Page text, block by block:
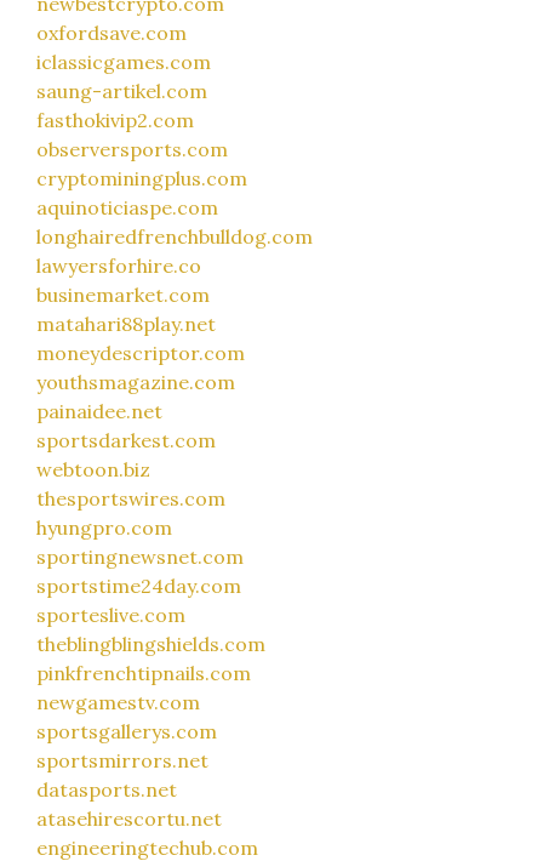
oxfordsave.com
iclassicgames.com
saung-artikel.com
fasthokivip2.com
observersports.com
cryptominingplus.com
aquinoticiaspe.com
longhairedfrenchbulldog.com
lawyersforhire.co
businemarket.com
matahari88play.net
moneydescriptor.com
youthsmagazine.com
painaidee.net
sportsdarkest.com
webtoon.biz
thesportswires.com
hyungpro.com
sportingnewsnet.com
sportstime24day.com
sporteslive.com
theblingblingshields.com
pinkfrenchtipnails.com
newgamestv.com
sportsgallerys.com
sportsmirrors.net
datasports.net
atasehirescortu.net
engineeringtechub.com